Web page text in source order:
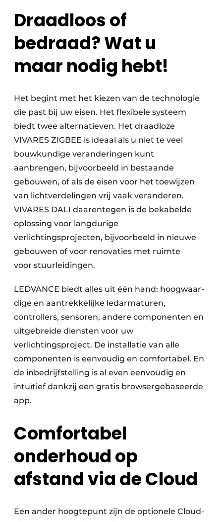
Draadloos of
bedraad? Wat u
maar nodig hebt!
Het begint met het kiezen van de technologie
die past bij uw eisen. Het flexibele systeem
biedt twee alternatieven. Het draadloze
VIVARES ZIGBEE is ideaal als u niet te veel
bouw­kundige veranderingen kunt
aanbrengen, bij­voo­rbeeld in bestaande
gebouwen, of als de eisen voor het toewijzen
van lichtverdelingen vrij vaak ver­anderen.
VIVARES DALI daaren­tegen is de bekabelde
oplossing voor lang­durige
verlichtingsprojecten, bijvoorbeeld in nieuwe
gebouwen of voor renovaties met ruimte
voor stuurleidingen.
LEDVANCE biedt alles uit één hand: hoog­waar­
dige en aantrekkelijke ledarmaturen,
controllers, sensoren, andere componenten en
uitgebreide diensten voor uw
verlichtingsproject. De installatie van alle
componenten is eenvoudig en comfortabel. En
de inbedrijfstelling is al even eenvoudig en
intuïtief dankzij een gratis browsergebaseerde
app.
Comfortabel
onderhoud op
afstand via de Cloud
Een ander hoogtepunt zijn de optionele Cloud-